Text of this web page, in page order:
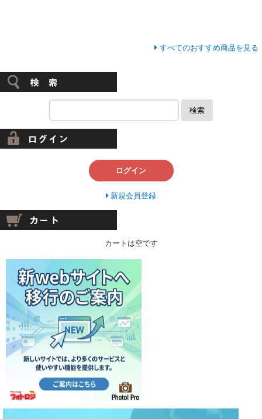
すべてのおすすめ商品を見る
検索
ログイン
新規会員登録
カートは空です